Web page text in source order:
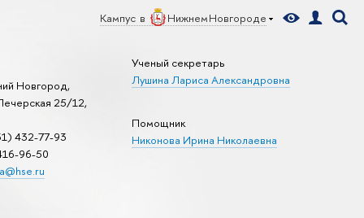
Кампус в Нижнем Новгороде
Новгород,
25/12,
432-77-93
96-50
Ученый секретарь
Лушина Лариса Александровна
Помощник
Никонова Ирина Николаевна